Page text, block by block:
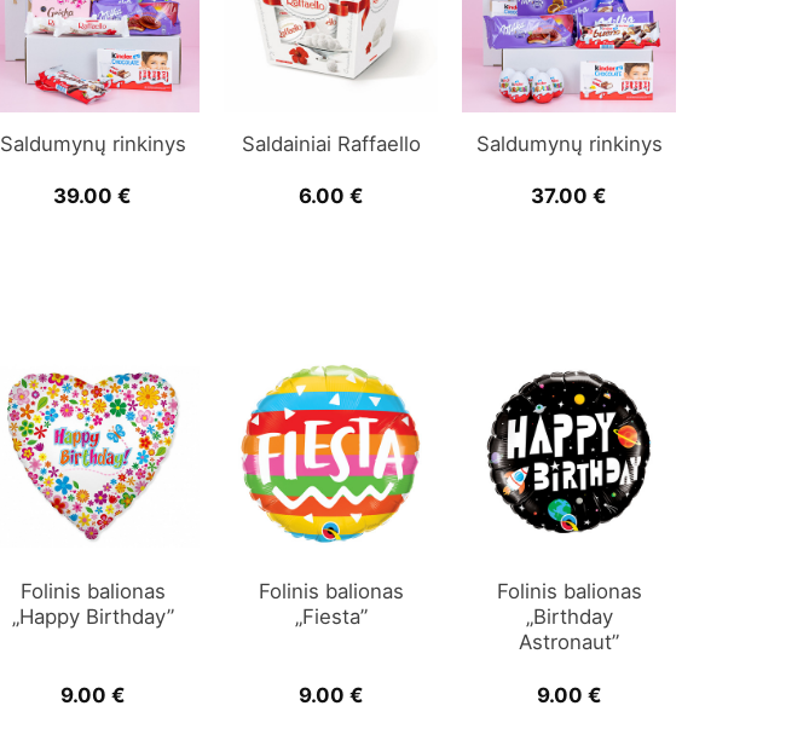
Saldumynų rinkinys
39.00€
Saldainiai Raffaello
6.00 €
Saldumynų rinkinys
37.00€
Folinis balionas
„Happy Birthday”
9.00 €
Folinis balionas
„Fiesta”
9.00 €
Folinis balionas
„Birthday
Astronaut”
9.00 €